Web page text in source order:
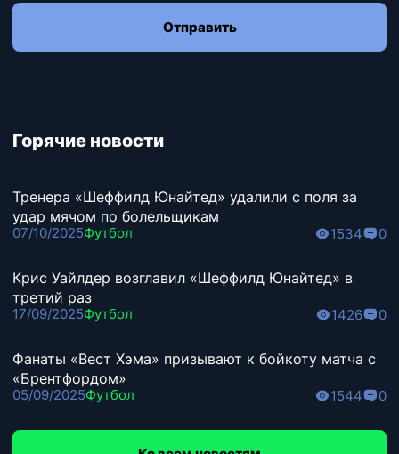
Отправить
Горячие новости
Тренера «Шеффилд Юнайтед» удалили с поля за
удар мячом по болельщикам
07/10/2025Футбол 1534 0
Крис Уайлдер возглавил «Шеффилд Юнайтед» в
третий раз
17/09/2025Футбол 1426 0
Фанаты «Вест Хэма» призывают к бойкоту матча с
«Брентфордом»
05/09/2025Футбол 1544 0